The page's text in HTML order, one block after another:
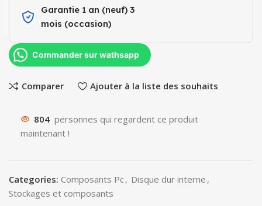
Garantie 1 an (neuf) 3
mois (occasion)​
Commander sur wathsapp
Comparer Ajouter à la liste des souhaits
804 personnes qui regardent ce produit
maintenant !
Categories: Composants Pc, Disque dur interne ,
Stockages et composants